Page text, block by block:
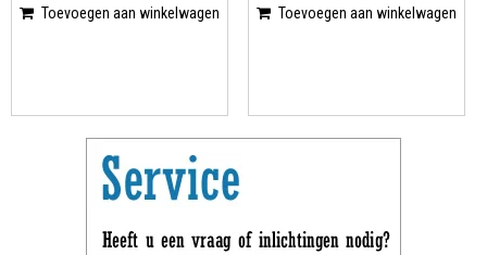
Toevoegen aan winkelwagen Toevoegen aan winkelwagen